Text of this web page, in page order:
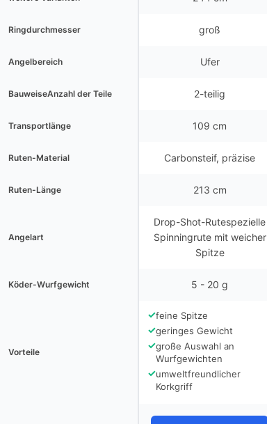
Ringdurchmesser groß
Angelbereich Ufer
BauweiseAnzahl der Teile 2-teilig
Transportlänge 109 cm
Ruten-Material Carbonsteif, präzise
Ruten-Länge 213 cm
Angelart
Drop-Shot-Rutespezielle
Spinningrute mit weicher
Spitze
Köder-Wurfgewicht 5 - 20 g
Vorteile
✓feine Spitze
✓geringes Gewicht
✓große Auswahl an
Wurfgewichten
✓umweltfreundlicher
Korkgriff